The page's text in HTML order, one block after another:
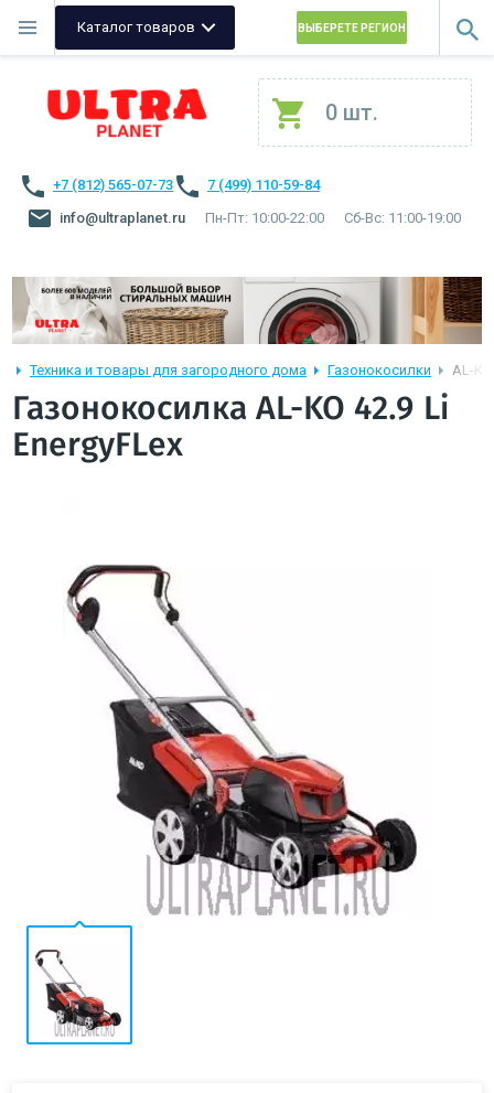
Каталог товаров ВЫБЕРЕТЕ РЕГИОН
0 шт.
+7 (812) 565-07-73
7 (499) 110-59-84
info@ultraplanet.ru
Пн-Пт: 10:00-22:00 Сб-Вс: 11:00-19:00
Техника и товары для загородного дома Газонокосилки AL-
Газонокосилка AL-KO 42.9 Li
EnergyFLex